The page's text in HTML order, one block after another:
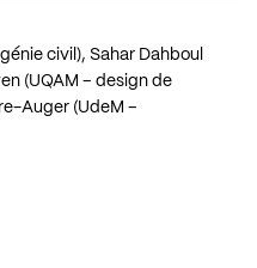
civil), Sahar Dahboul
(UQAM – design de
Auger (UdeM –